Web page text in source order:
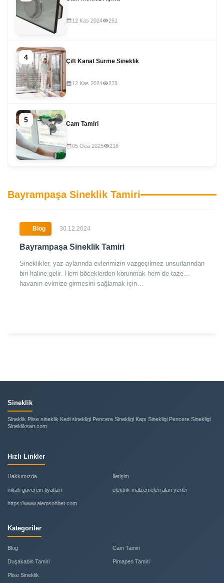
Bayrampaşa Sineklik Tamiri
Blog 30.12.2024
Bayrampaşa Sineklik Tamiri
Sineklikler, yaz aylarında evlerimizin vazgeçilmez unsurlarından
biri haline gelir. Hem böceklerden korunmak hem de taze
havanın evimize girmesini sağlamak için…
12 Kas 2024 251
4 Çift Kanat Sürme Sineklik
12 Kas 2024 238
5 Cam Tamiri
05 Oca 2025 216
Sineklik
Sineklik Plise sineklik Kedi sinekligi Pencere Sinekligi Kapı Sinekligi Pencere Sinekligi
Sinekliksan.com
Hızlı Linkler
Hakkımızda İletişim
nikah güvercin fiyatları elektrik malzemeleri alan yerler
https://www.alemsohbet.com
Kategoriler
Blog Cam Tamiri
Duşakabin Tamiri Pimapen Tamiri
Plise Sineklik